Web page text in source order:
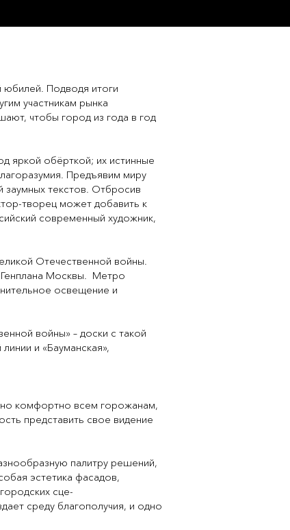
Подводя итоги
участникам рынка
чтобы город из года в год
яркой обёрткой; их истинные
Предъявим миру
заумных текстов. Отбросив
творец может добавить к
современный художник,
Отечественной войны.
Генплана Москвы. Метро
освещение и
войны» – доски с такой
и «Бауманская»,
комфортно всем горожанам,
представить свое видение
палитру решений,
эстетика фасадов,
сце-
среду благополучия, и одно